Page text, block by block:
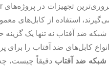
استفاده از
شبکه ضد آفتاب نه‌ تنها یک
کابل‌های ضد آفتاب را برای
شبکه ضد آفتاب دقیقاً چیست، چه